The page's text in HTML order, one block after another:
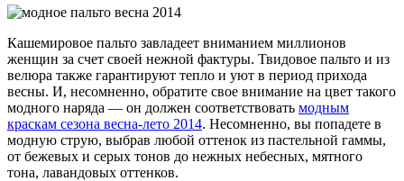
Кашемировое пальто завладеет вниманием миллионов
женщин за счет своей нежной фактуры. Твидовое пальто и из
велюра также гарантируют тепло и уют в период прихода
весны. И, несомненно, обратите свое внимание на цвет такого
модного наряда — он должен соответствовать модным
краскам сезона весна-лето 2014. Несомненно, вы попадете в
модную струю, выбрав любой оттенок из пастельной гаммы,
от бежевых и серых тонов до нежных небесных, мятного
тона, лавандовых оттенков.